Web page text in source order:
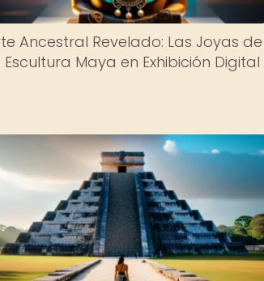
Ancestral Revelado: Las Joyas de
Escultura Maya en Exhibición Digital